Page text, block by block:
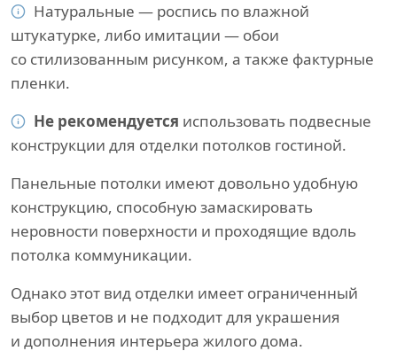
Натуральные — роспись по влажной
штукатурке, либо имитации — обои
со стилизованным рисунком, а также фактурные
пленки.
Не рекомендуется использовать подвесные
конструкции для отделки потолков гостиной.
Панельные потолки имеют довольно удобную
конструкцию, способную замаскировать
неровности поверхности и проходящие вдоль
потолка коммуникации.
Однако этот вид отделки имеет ограниченный
выбор цветов и не подходит для украшения
и дополнения интерьера жилого дома.